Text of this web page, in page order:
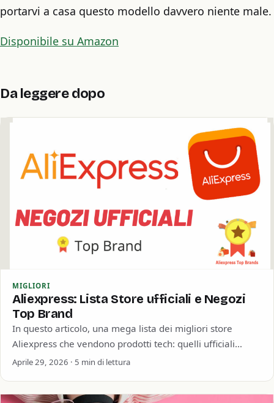
portarvi a casa questo modello davvero niente male.
Disponibile su Amazon
Da leggere dopo
MIGLIORI
Aliexpress: Lista Store ufficiali e Negozi
Top Brand
In questo articolo, una mega lista dei migliori store
Aliexpress che vendono prodotti tech: quelli ufficiali
(Official Store), i rivenditori autorizzati (Authorized)…
Aprile 29, 2026 · 5 min di lettura